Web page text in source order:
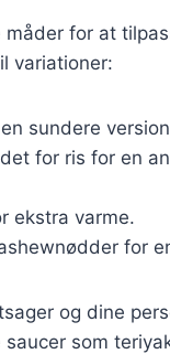
måder for at
variationer:
sundere
for ris for en
ekstra varme.
for
og dine
som